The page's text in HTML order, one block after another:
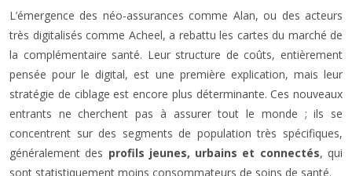
L’émergence des néo-assurances comme Alan, ou des acteurs
très digitalisés comme Acheel, a rebattu les cartes du marché de
la complémentaire santé. Leur structure de coûts, entièrement
pensée pour le digital, est une première explication, mais leur
stratégie de ciblage est encore plus déterminante. Ces nouveaux
entrants ne cherchent pas à assurer tout le monde ; ils se
concentrent sur des segments de population très spécifiques,
généralement des profils jeunes, urbains et connectés, qui
sont statistiquement moins consommateurs de soins de santé.